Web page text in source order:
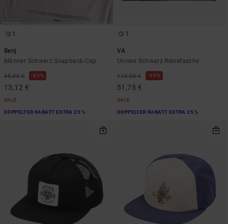
1
Benj
Männer Schwarz Snapback-Cap
35,00 € 63%
13,12 €
SALE
DOPPELTER RABATT EXTRA 25 %
1
VA
Unisex Schwarz Reisetasche
115,00 € 55%
51,75 €
SALE
DOPPELTER RABATT EXTRA 25 %